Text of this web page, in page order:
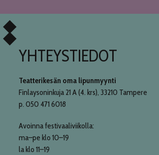
YHTEYSTIEDOT
Teatterikesän oma lipunmyynti
Finlaysoninkuja 21 A (4. krs), 33210 Tampere
p. 050 471 6018
Avoinna festivaaliviikolla:
ma–pe klo 10–19
la klo 11–19